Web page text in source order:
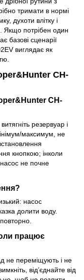
тримати в нормі
духоти влітку і
Якщо потрібен один
базові сценарії
виглядає як
CH-
CH-
резервуар і
максимум, не
кнопкою; інколи
насос не почне
насос
долити воду.
працює
не переміщують і не
від’єднайте від